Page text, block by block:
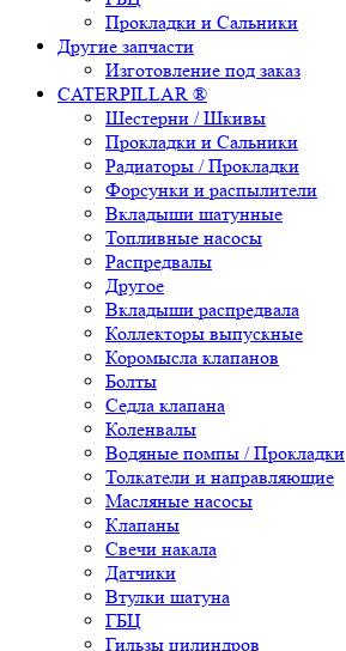
Прокладки и Сальники
Другие запчасти
Изготовление под заказ
CATERPILLAR ®
Шестерни / Шкивы
Прокладки и Сальники
Радиаторы / Прокладки
Форсунки и распылители
Вкладыши шатунные
Топливные насосы
Распредвалы
Другое
Вкладыши распредвала
Коллекторы выпускные
Коромысла клапанов
Болты
Седла клапана
Коленвалы
Водяные помпы / Прокладки
Толкатели и направляющие
Масляные насосы
Клапаны
Свечи накала
Датчики
Втулки шатуна
ГБЦ
Гильзы цилиндров